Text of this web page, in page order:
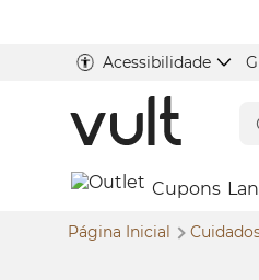
Acessibilidade
Cupons
Página Inicial